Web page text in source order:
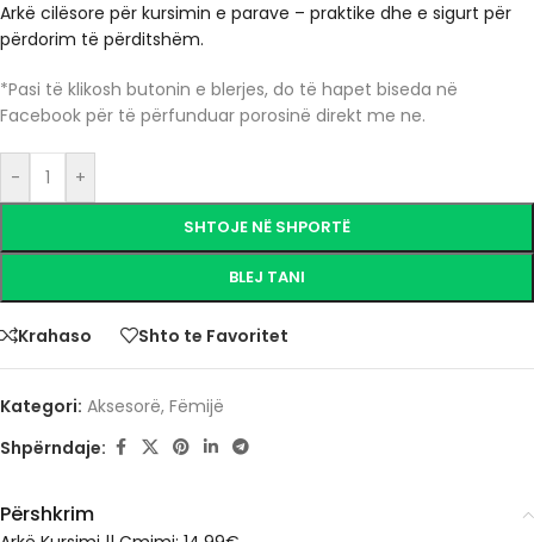
Arkë cilësore për kursimin e parave – praktike dhe e sigurt për
përdorim të përditshëm.
*Pasi të klikosh butonin e blerjes, do të hapet biseda në
Facebook për të përfunduar porosinë direkt me ne.
- +
SHTOJE NË SHPORTË
BLEJ TANI
Krahaso Shto te Favoritet
Kategori: Aksesorë, Fëmijë
Shpërndaje:
Përshkrim